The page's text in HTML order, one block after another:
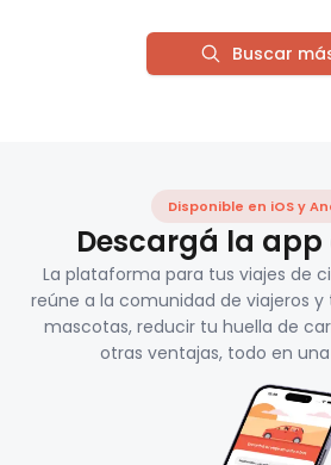
Buscar
Disponible en iOS y
Descargá la app
La plataforma para tus viajes de
reúne a la comunidad de viajeros
mascotas, reducir tu huella de
otras ventajas, todo en